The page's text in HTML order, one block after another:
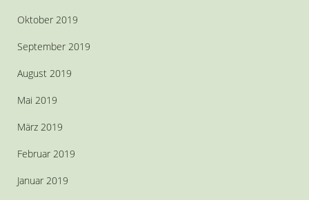
Oktober 2019
September 2019
August 2019
Mai 2019
März 2019
Februar 2019
Januar 2019